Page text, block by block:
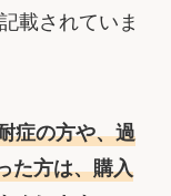
載されていま
症の方や、過
た方は、購入